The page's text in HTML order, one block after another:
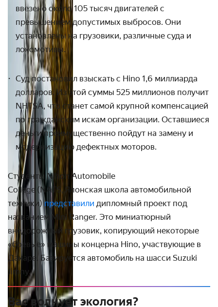
ввезено около 105 тысяч двигателей с
превышением допустимых выбросов. Они
установлены на грузовики, различные суда и
локомотивы.
Суд постановил взыскать с Hino 1,6 миллиарда
долларов. Из этой суммы 525 миллионов получит
NHTSA, что станет самой крупной компенсацией
по гражданским искам организации. Оставшиеся
деньги преимущественно пойдут на замену и
модернизацию дефектных моторов.
Студенты Nihon Automobile
College (NATS, Японская школа автомобильной
техники)представили дипломный проект под
названием Mini Ranger. Это миниатюрный
внедорожный грузовик, копирующий некоторые
«боевые» машины концерна Hino, участвующие в
Дакаре. Базируется автомобиль на шасси Suzuki
Jimny.
Вас волнует экология?